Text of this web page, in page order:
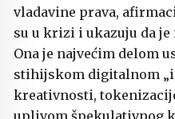
vladavine prava,
su u krizi i ukazuju da
Ona je najvećim delom
stihijskom digitalnom
kreativnosti,
uplivom špekulativnog